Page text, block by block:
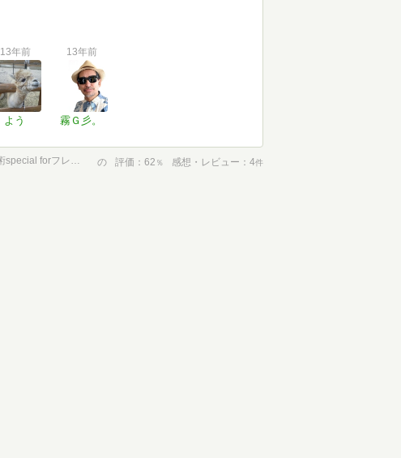
13年前
よう
13年前
霧Ｇ彡。
マイコンのしくみと動かし方: 徹底図解 (トランジスタ技術special forフレッシャ-ズ) の 評価 62 ％ 感想・レビュー 4件